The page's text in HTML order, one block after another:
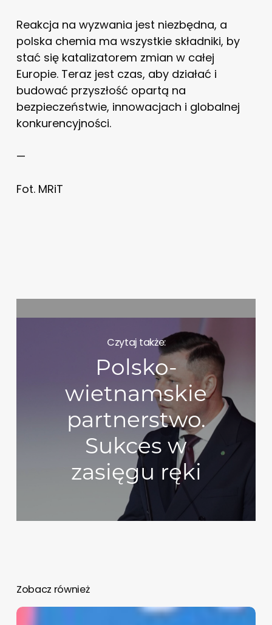
Reakcja na wyzwania jest niezbędna, a
polska chemia ma wszystkie składniki, by
stać się katalizatorem zmian w całej
Europie. Teraz jest czas, aby działać i
budować przyszłość opartą na
bezpieczeństwie, innowacjach i globalnej
konkurencyjności.
—
Fot. MRiT
Czytaj także:
Polsko-
wietnamskie
partnerstwo.
Sukces w
zasięgu ręki
Zobacz również